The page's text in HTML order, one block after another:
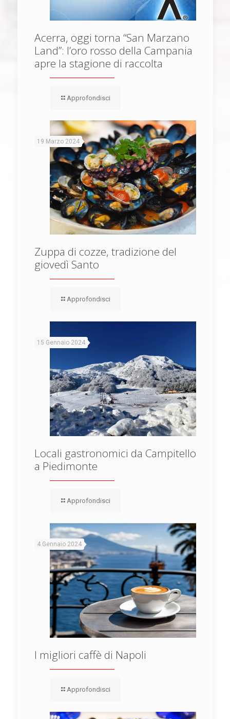
Acerra, oggi torna “San Marzano
Land”: l’oro rosso della Campania
apre la stagione di raccolta
Approfondisci
19 Marzo 2024
Zuppa di cozze, tradizione del
giovedì Santo
Approfondisci
15 Gennaio 2024
Locali gastronomici da Campitello
a Piedimonte
Approfondisci
4 Gennaio 2024
I migliori caffè di Napoli
Approfondisci